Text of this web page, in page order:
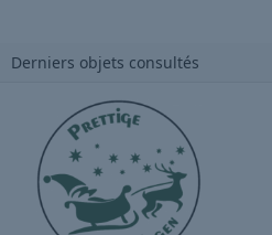
Derniers objets consultés